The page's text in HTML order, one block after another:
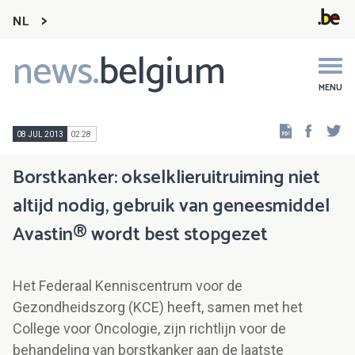
NL
news.belgium MENU
Main
navigation
08 JUL 2013 02:28
Borstkanker: okselklieruitruiming niet
altijd nodig, gebruik van geneesmiddel
Avastin® wordt best stopgezet
Het Federaal Kenniscentrum voor de
Gezondheidszorg (KCE) heeft, samen met het
College voor Oncologie, zijn richtlijn voor de
behandeling van borstkanker aan de laatste